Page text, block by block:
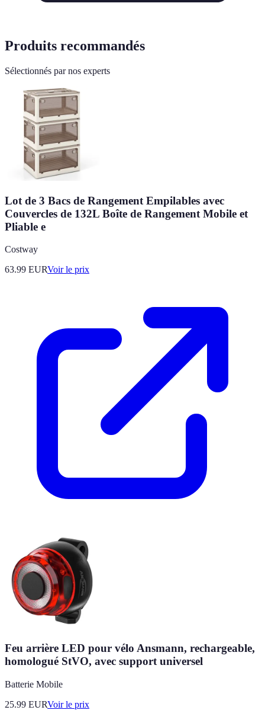
Produits recommandés
Sélectionnés par nos experts
Lot de 3 Bacs de Rangement Empilables avec
Couvercles de 132L Boîte de Rangement Mobile et
Pliable e
Costway
63.99 EURVoir le prix
Feu arrière LED pour vélo Ansmann, rechargeable,
homologué StVO, avec support universel
Batterie Mobile
25.99 EURVoir le prix